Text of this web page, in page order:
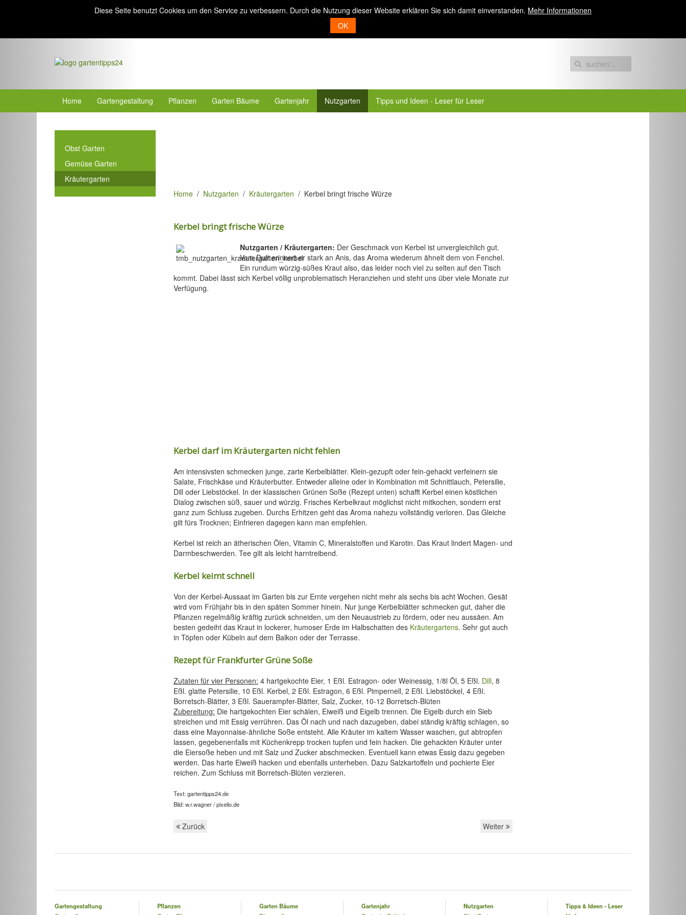
Diese Seite benutzt Cookies um den Service zu verbessern. Durch die Nutzung dieser Website erklären Sie sich damit einverstanden. Mehr Informationen
OK
Home Gartengestaltung Pflanzen Garten Bäume Gartenjahr Nutzgarten Tipps und Ideen - Leser für Leser
Home Nutzgarten Kräutergarten Kerbel bringt frische Würze
Kerbel bringt frische Würze
Nutzgarten / Kräutergarten: Der Geschmack von Kerbel ist unvergleichlich gut.
Vom Duft erinnert er stark an Anis, das Aroma wiederum ähnelt dem von Fenchel.
Ein rundum würzig-süßes Kraut also, das leider noch viel zu selten auf den Tisch
kommt. Dabei lässt sich Kerbel völlig unproblematisch Heranziehen und steht uns über viele Monate zur
Verfügung.
Kerbel darf im Kräutergarten nicht fehlen
Am intensivsten schmecken junge, zarte Kerbelblätter. Klein-gezupft oder fein-gehackt verfeinern sie
Salate, Frischkäse und Kräuterbutter. Entweder alleine oder in Kombination mit Schnittlauch, Petersilie,
Dill oder Liebstöckel. In der klassischen Grünen Soße (Rezept unten) schafft Kerbel einen köstlichen
Dialog zwischen süß, sauer und würzig. Frisches Kerbelkraut möglichst nicht mitkochen, sondern erst
ganz zum Schluss zugeben. Durchs Erhitzen geht das Aroma nahezu vollständig verloren. Das Gleiche
gilt fürs Trocknen; Einfrieren dagegen kann man empfehlen.
Kerbel ist reich an ätherischen Ölen, Vitamin C, Mineralstoffen und Karotin. Das Kraut lindert Magen- und
Darmbeschwerden. Tee gilt als leicht harntreibend.
Kerbel keimt schnell
Von der Kerbel-Aussaat im Garten bis zur Ernte vergehen nicht mehr als sechs bis acht Wochen. Gesät
wird vom Frühjahr bis in den späten Sommer hinein. Nur junge Kerbelblätter schmecken gut, daher die
Pflanzen regelmäßig kräftig zurück schneiden, um den Neuaustrieb zu fördern, oder neu aussäen. Am
besten gedeiht das Kraut in lockerer, humoser Erde im Halbschatten des Kräutergartens. Sehr gut auch
in Töpfen oder Kübeln auf dem Balkon oder der Terrasse.
Rezept für Frankfurter Grüne Soße
Zutaten für vier Personen: 4 hartgekochte Eier, 1 Eßl. Estragon- oder Weinessig, 1/8l Öl, 5 Eßl. Dill, 8
Eßl. glatte Petersilie, 10 Eßl. Kerbel, 2 Eßl. Estragon, 6 Eßl. Pimpernell, 2 Eßl. Liebstöckel, 4 Eßl.
Borretsch-Blätter, 3 Eßl. Sauerampfer-Blätter, Salz, Zucker, 10-12 Borretsch-Blüten
Zubereitung: Die hartgekochten Eier schälen, Eiweiß und Eigelb trennen. Die Eigelb durch ein Sieb
streichen und mit Essig verrühren. Das Öl nach und nach dazugeben, dabei ständig kräftig schlagen, so
dass eine Mayonnaise-ähnliche Soße entsteht. Alle Kräuter im kaltem Wasser waschen, gut abtropfen
lassen, gegebenenfalls mit Küchenkrepp trocken tupfen und fein hacken. Die gehackten Kräuter unter
die Eiersoße heben und mit Salz und Zucker abschmecken. Eventuell kann etwas Essig dazu gegeben
werden. Das harte Eiweiß hacken und ebenfalls unterheben. Dazu Salzkartoffeln und pochierte Eier
reichen. Zum Schluss mit Borretsch-Blüten verzieren.
Text: gartentipps24.de
Bild: w.r.wagner / pixelio.de
Zurück Weiter
Obst Garten
Gemüse Garten
Kräutergarten
Gartengestaltung
Pflanzen
Garten Bäume
Gartenjahr
Nutzgarten
Tipps & Ideen - Leser